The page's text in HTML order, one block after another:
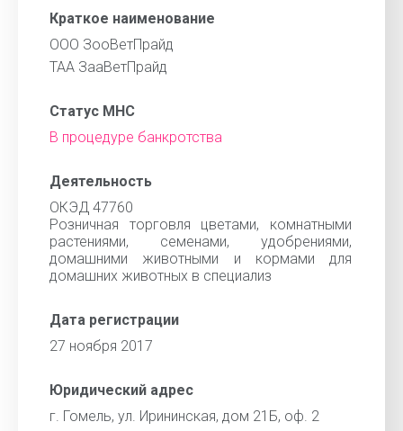
Краткое наименование
ООО ЗооВетПрайд
ТАА ЗааВетПрайд
Статус МНС
В процедуре банкротства
Деятельность
ОКЭД 47760
Розничная торговля цветами, комнатными
растениями, семенами, удобрениями,
домашними животными и кормами для
домашних животных в специализ
Дата регистрации
27 ноября 2017
Юридический адрес
г. Гомель, ул. Ирининская, дом 21Б, оф. 2